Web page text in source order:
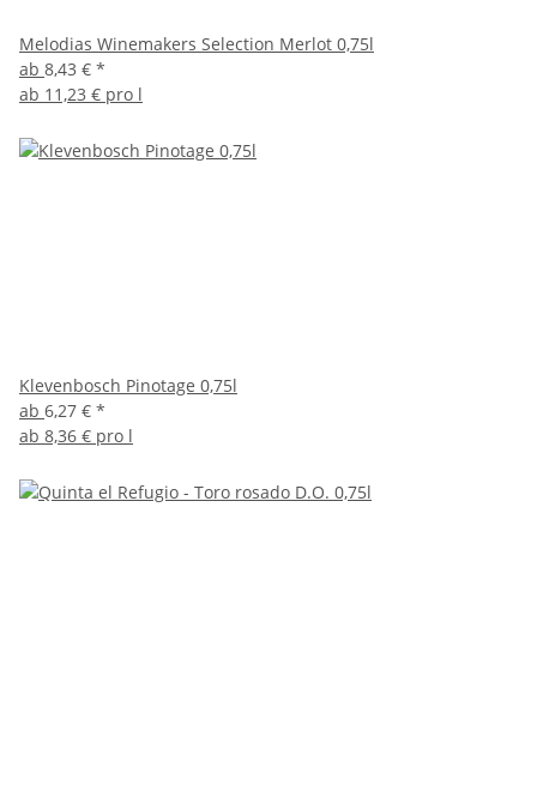
Melodias Winemakers Selection Merlot 0,75l
ab 8,43 € *
ab 11,23 € pro l
Klevenbosch Pinotage 0,75l
ab 6,27 € *
ab 8,36 € pro l